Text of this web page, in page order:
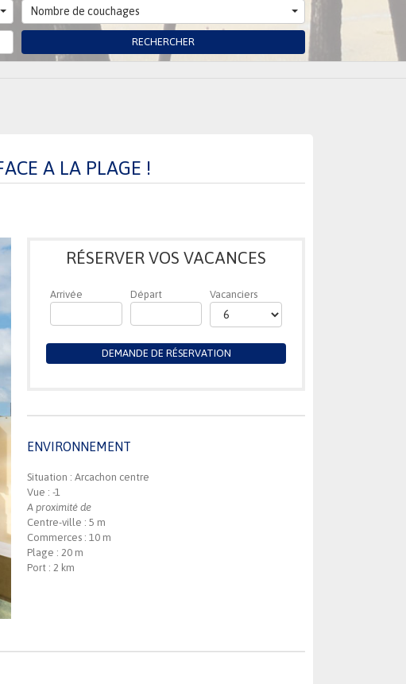
Nombre de couchages
RECHERCHER
A LA PLAGE !
RÉSERVER VOS VACANCES
Arrivée Départ Vacanciers
DEMANDE DE RÉSERVATION
ENVIRONNEMENT
Situation : Arcachon centre
Vue : -1
A proximité de
Centre-ville : 5 m
Commerces : 10 m
Plage : 20 m
Port : 2 km